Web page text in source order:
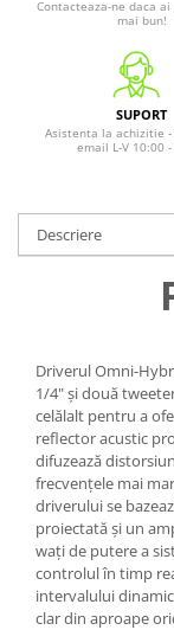
Contacteaza-ne daca
mai bun!
SUPORT
Asistenta la achizitie
email L-V 10:00
Descriere
Driverul Omni-
1/4" și două
celălalt pentru a
reflector acustic
difuzează
frecvențele mai
driverului se
proiectată și un
wați de putere a
controlul în timp
intervalului
clar din aproape